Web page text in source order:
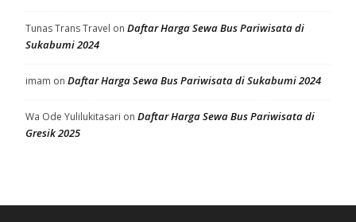
Tunas Trans Travel on Daftar Harga Sewa Bus Pariwisata di
Sukabumi 2024
imam on Daftar Harga Sewa Bus Pariwisata di Sukabumi 2024
Wa Ode Yulilukitasari on Daftar Harga Sewa Bus Pariwisata di
Gresik 2025